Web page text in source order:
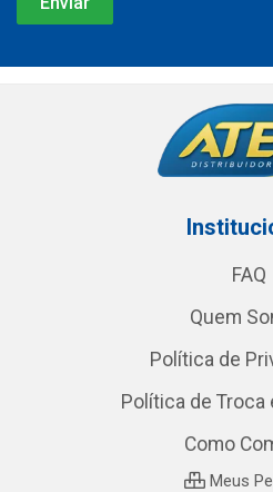
FAQ
Quem
Política de
Política de Troca
Como
Meus